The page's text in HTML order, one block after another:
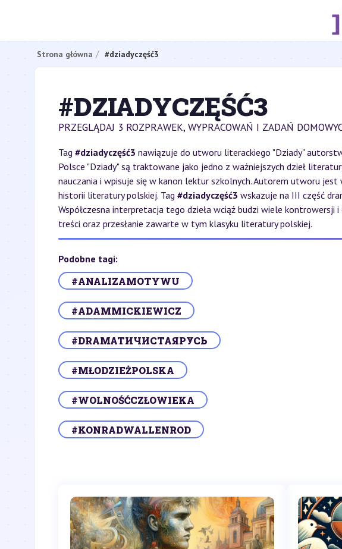
Strona główna #dziadyczęść3
#DZIADYCZĘŚĆ3
PRZEGLĄDAJ 3 ROZPRAWEK, WYPRACOWAŃ I ZADAŃ
Tag #dziadyczęść3 nawiązuje do utworu literackiego "Dziady"
Polsce "Dziady" są traktowane jako jedno z ważniejszych dzieł
nauczania i wpisuje się w kanon lektur szkolnych. Autorem utworu
historii literatury polskiej. Tag #dziadyczęść3 wskazuje na III część
Współczesna interpretacja tego dzieła wciąż budzi wiele
treści oraz przesłanie zawarte w tym klasyku literatury polskiej.
Podobne tagi:
#ANALIZAMOTYWU
#ADAMMICKIEWICZ
#DRAMATИЧИСТАЯРУСЬ
#MŁODZIEŻPOLSKA
#WOLNOŚĆCZŁOWIEKA
#KONRADWALLENROD